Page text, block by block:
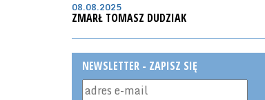
08.08.2025
ZMARŁ TOMASZ DUDZIAK
NEWSLETTER - ZAPISZ SIĘ